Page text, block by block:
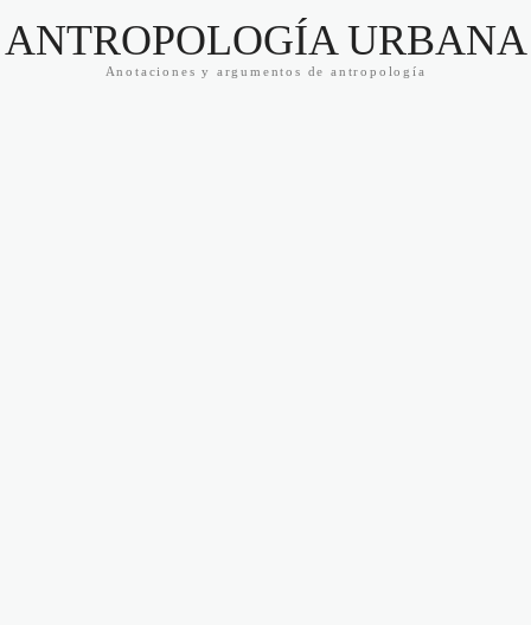
ANTROPOLOGÍA URBANA
Anotaciones y argumentos de antropología